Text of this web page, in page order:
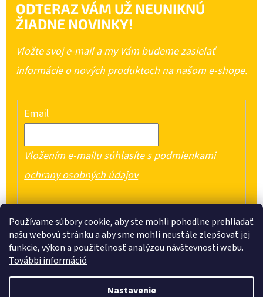
Používame súbory cookie, aby ste mohli pohodlne prehliadať
našu webovú stránku a aby sme mohli neustále zlepšovať jej
funkcie, výkon a použiteľnosť analýzou návštevnosti webu.
További információ
Nastavenie
ODTERAZ VÁM UŽ NEUNIKNÚ
ŽIADNE NOVINKY!
Vložte svoj e-mail a my Vám budeme zasielať
informácie o nových produktoch na našom e-shope.
Email
Vložením e-mailu súhlasíte spodmienkami
ochrany osobných údajov
PRIHLÁSIŤ SA
Z